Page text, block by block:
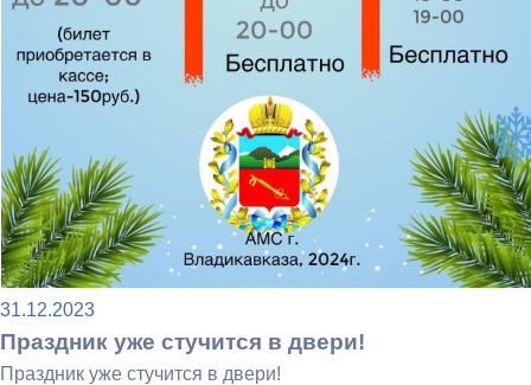
31.12.2023
Праздник уже стучится в двери!
Праздник уже стучится в двери!